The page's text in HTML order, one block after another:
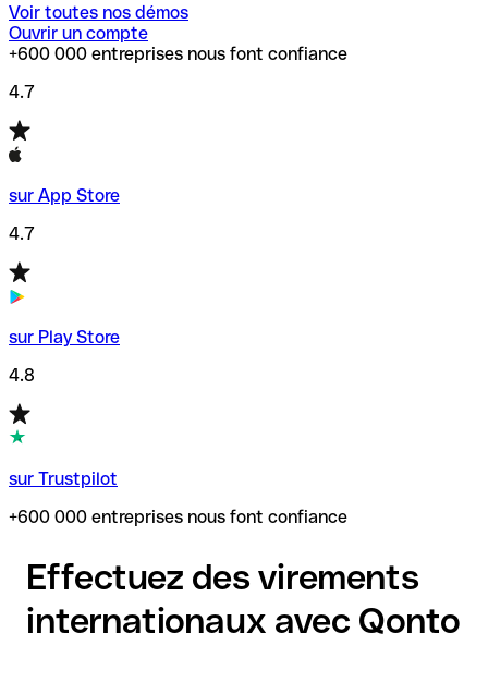
Voir toutes nos démos
Ouvrir un compte
+600 000 entreprises nous font confiance
4.7
sur App Store
4.7
sur Play Store
4.8
sur Trustpilot
+600 000 entreprises nous font confiance
Effectuez des virements
internationaux avec Qonto